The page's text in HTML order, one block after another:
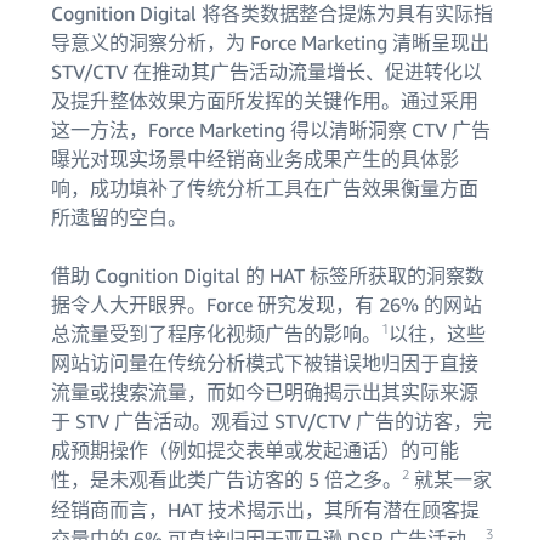
Cognition Digital 将各类数据整合提炼为具有实际指
导意义的洞察分析，为 Force Marketing 清晰呈现出
STV/CTV 在推动其广告活动流量增长、促进转化以
及提升整体效果方面所发挥的关键作用。通过采用
这一方法，Force Marketing 得以清晰洞察 CTV 广告
曝光对现实场景中经销商业务成果产生的具体影
响，成功填补了传统分析工具在广告效果衡量方面
所遗留的空白。
借助 Cognition Digital 的 HAT 标签所获取的洞察数
据令人大开眼界。Force 研究发现，有 26% 的网站
总流量受到了程序化视频广告的影响。
1以往，这些
网站访问量在传统分析模式下被错误地归因于直接
流量或搜索流量，而如今已明确揭示出其实际来源
于 STV 广告活动。观看过 STV/CTV 广告的访客，完
成预期操作（例如提交表单或发起通话）的可能
性，是未观看此类广告访客的 5 倍之多。
2 就某一家
经销商而言，HAT 技术揭示出，其所有潜在顾客提
3